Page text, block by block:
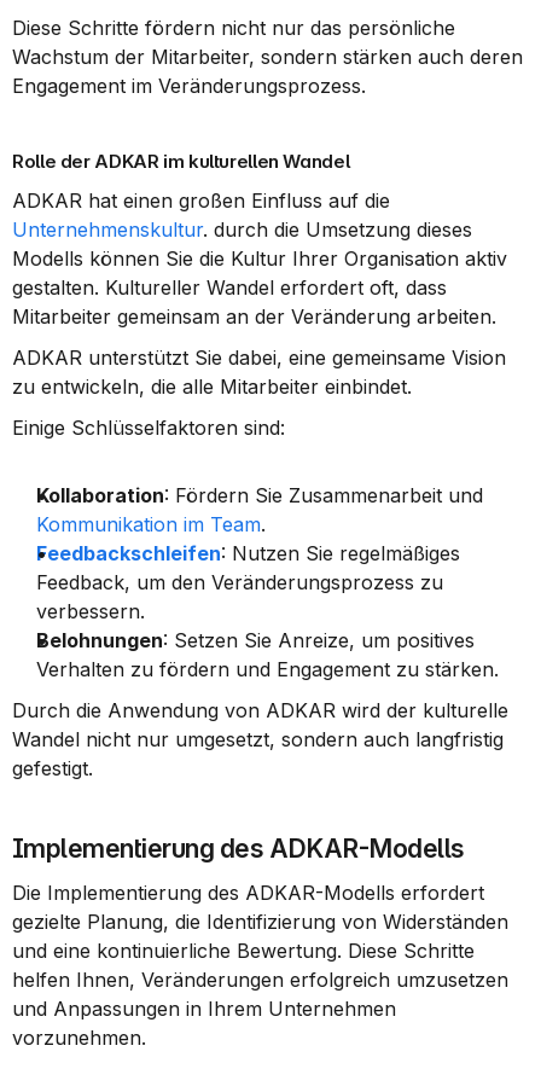
Diese Schritte fördern nicht nur das persönliche
Wachstum der Mitarbeiter, sondern stärken auch deren
Engagement im Veränderungsprozess.
Rolle der ADKAR im kulturellen Wandel
Unternehmenskultur. durch die Umsetzung dieses
Modells können Sie die Kultur Ihrer Organisation aktiv
gestalten. Kultureller Wandel erfordert oft, dass
Mitarbeiter gemeinsam an der Veränderung arbeiten.
ADKAR unterstützt Sie dabei, eine gemeinsame Vision
zu entwickeln, die alle Mitarbeiter einbindet.
Einige Schlüsselfaktoren sind:
Kollaboration
Kommunikation im Team.
Feedbackschleifen: Nutzen Sie regelmäßiges
Feedback, um den Veränderungsprozess zu
verbessern.
Belohnungen: Setzen Sie Anreize, um positives
Verhalten zu fördern und Engagement zu stärken.
Durch die Anwendung von ADKAR wird der kulturelle
Wandel nicht nur umgesetzt, sondern auch langfristig
gefestigt.
Implementierung des ADKAR-Modells
Die Implementierung des ADKAR-Modells erfordert
gezielte Planung, die Identifizierung von Widerständen
und eine kontinuierliche Bewertung. Diese Schritte
helfen Ihnen, Veränderungen erfolgreich umzusetzen
und Anpassungen in Ihrem Unternehmen
vorzunehmen.